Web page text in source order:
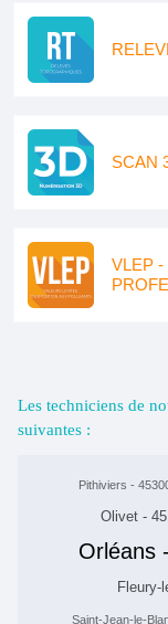
SCAN
VLEP -
Les techniciens de
suivantes :
Pithiviers -
Olivet -
Orléans
Fleury-
Saint-Jean-le-